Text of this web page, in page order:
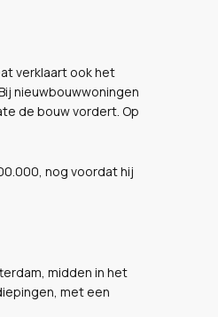
verklaart ook het
nieuwbouwwoningen
de bouw vordert. Op
nog voordat hij
midden in het
met een